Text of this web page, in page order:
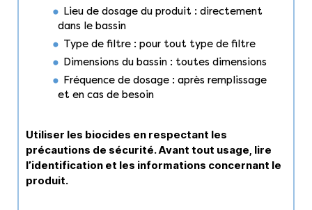
Lieu de dosage du produit : directement
dans le bassin
Type de filtre : pour tout type de filtre
Dimensions du bassin : toutes dimensions
Fréquence de dosage : après remplissage
et en cas de besoin
Utiliser les biocides en respectant les
précautions de sécurité. Avant tout usage, lire
l’identification et les informations concernant le
produit.